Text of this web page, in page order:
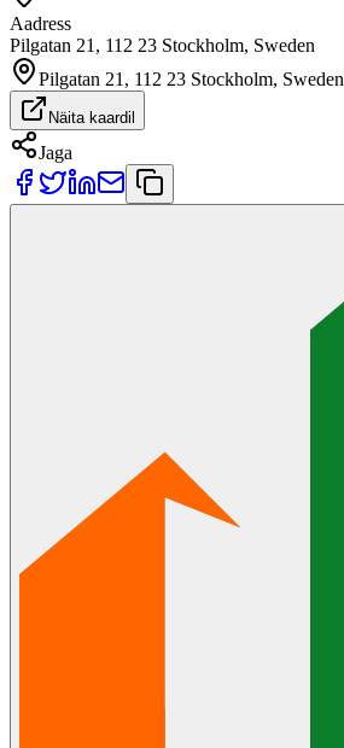
Aadress
Pilgatan 21, 112 23 Stockholm, Sweden
Pilgatan 21, 112 23 Stockholm, Sweden
Näita kaardil
Jaga